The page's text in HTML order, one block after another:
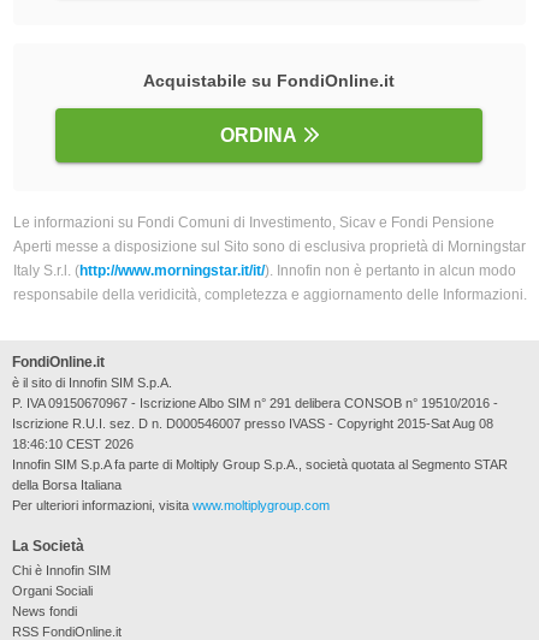
Acquistabile su FondiOnline.it
ORDINA
Le informazioni su Fondi Comuni di Investimento, Sicav e Fondi Pensione
Aperti messe a disposizione sul Sito sono di esclusiva proprietà di Morningstar
Italy S.r.l. (http://www.morningstar.it/it/). Innofin non è pertanto in alcun modo
responsabile della veridicità, completezza e aggiornamento delle Informazioni.
La Società
Chi è Innofin SIM
Organi Sociali
News fondi
RSS FondiOnline.it
FondiOnline.it
è il sito di Innofin SIM S.p.A.
P. IVA 09150670967 - Iscrizione Albo SIM n° 291 delibera CONSOB n° 19510/2016 -
Iscrizione R.U.I. sez. D n. D000546007 presso IVASS - Copyright 2015-Sat Aug 08
18:46:10 CEST 2026
Innofin SIM S.p.A fa parte di Moltiply Group S.p.A., società quotata al Segmento STAR
della Borsa Italiana
Per ulteriori informazioni, visita www.moltiplygroup.com